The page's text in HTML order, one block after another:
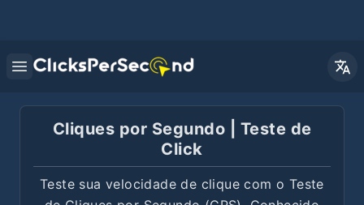
Open main menu
Cliques por Segundo | Teste de
Click
Teste sua velocidade de clique com o Teste